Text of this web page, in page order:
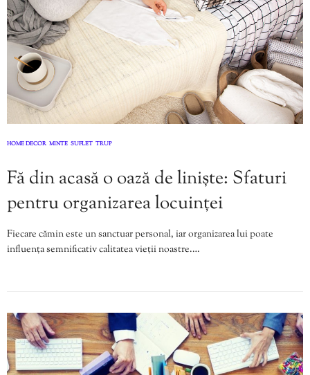
HOME DECOR MINTE SUFLET TRUP
Fă din acasă o oază de liniște: Sfaturi
pentru organizarea locuinței
Fiecare cămin este un sanctuar personal, iar organizarea lui poate
influența semnificativ calitatea vieții noastre.…